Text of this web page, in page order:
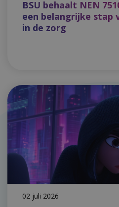
BSU behaalt NEN
een belangrijke stap
in de zorg
02 juli 2026